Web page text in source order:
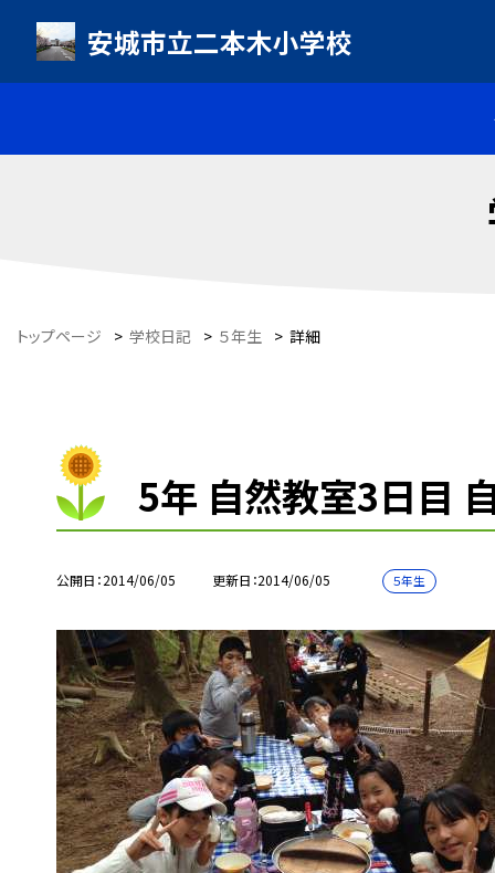
安城市立二本木小学校
トップページ > 学校日記 > ５年生 > 詳細
5年 自然教室3日目
公開日 2014/06/05 更新日 2014/06/05 ５年生